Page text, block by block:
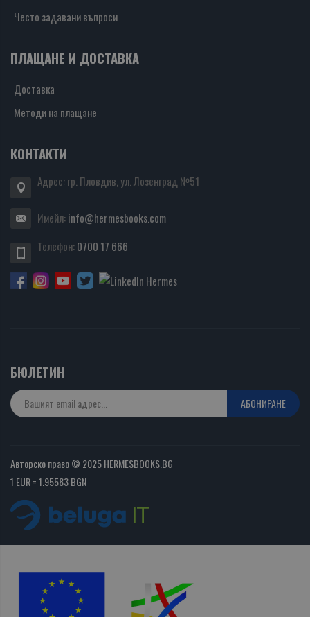
Често задавани въпроси
ПЛАЩАНЕ И ДОСТАВКА
Доставка
Методи на плащане
КОНТАКТИ
Адрес: гр. Пловдив, ул. Лозенград №51
Имейл:info@hermesbooks.com
Телефон:0700 17 666
БЮЛЕТИН
АБОНИРАНЕ
Авторско право © 2025 HERMESBOOKS.BG
1 EUR = 1.95583 BGN